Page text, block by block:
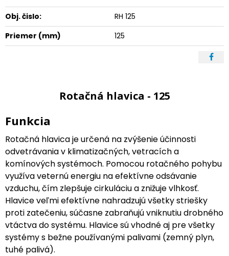
Obj. čislo:
RH 125
Priemer (mm)
125
Rotačná hlavica - 125
Funkcia
Rotačná hlavica je určená na zvýšenie účinnosti
odvetrávania v klimatizačných, vetracích a
komínových systémoch. Pomocou rotačného pohybu
využíva veternú energiu na efektívne odsávanie
vzduchu, čím zlepšuje cirkuláciu a znižuje vlhkosť.
Hlavice veľmi efektívne nahradzujú všetky striešky
proti zatečeniu, súčasne zabraňujú vniknutiu drobného
vtáctva do systému. Hlavice sú vhodné aj pre všetky
systémy s bežne používanými palivami (zemný plyn,
tuhé palivá).